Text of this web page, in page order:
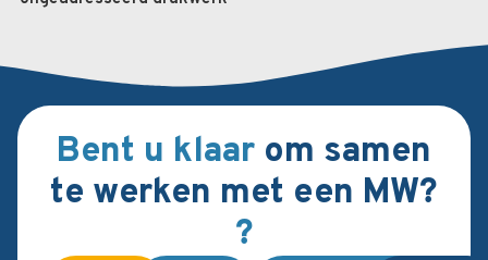
Bent u klaar om samen
te werken met een MW?
?